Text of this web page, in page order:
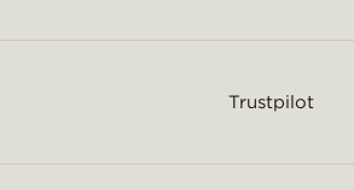
Trustpilot